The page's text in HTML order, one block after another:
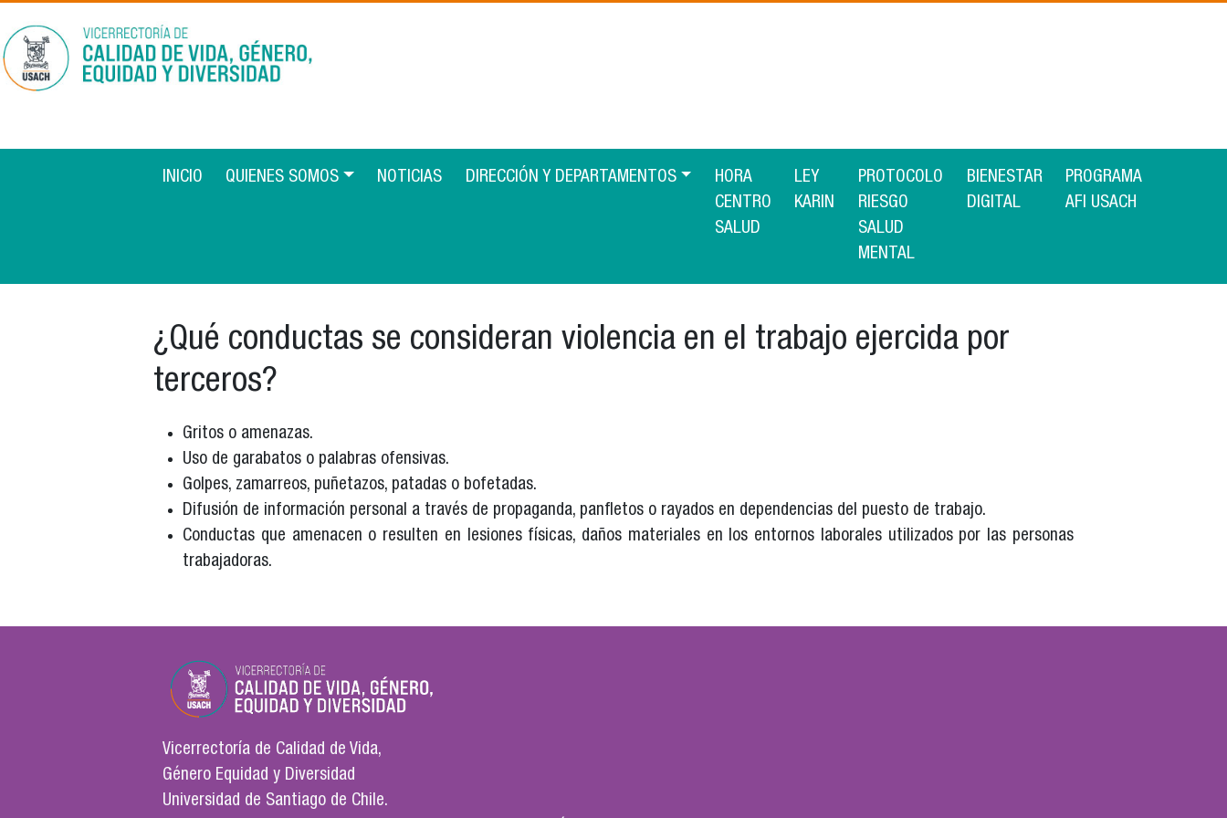
INICIO QUIENES SOMOS NOTICIAS DIRECCIÓN Y DEPARTAMENTOS
HORA
CENTRO
SALUD
LEY
KARIN
PROTOCOLO
RIESGO
SALUD
MENTAL
BIENESTAR
DIGITAL
PROGRAMA
AFI USACH
¿Qué conductas se consideran violencia en el trabajo ejercida por
terceros?
Gritos o amenazas.
Uso de garabatos o palabras ofensivas.
Golpes, zamarreos, puñetazos, patadas o bofetadas.
Difusión de información personal a través de propaganda, panfletos o rayados en dependencias del puesto de trabajo.
Conductas que amenacen o resulten en lesiones físicas, daños materiales en los entornos laborales utilizados por las personas
trabajadoras.
Vicerrectoría de Calidad de Vida,
Género Equidad y Diversidad
Universidad de Santiago de Chile.